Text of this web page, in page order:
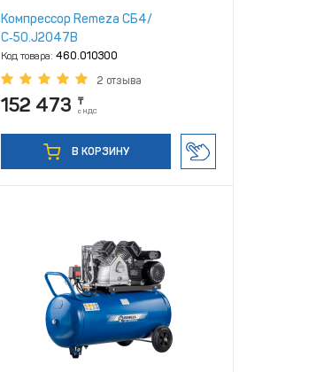
Компрессор Remeza СБ4/
С‑50.J2047В
Код товара:460.010300
2 отзыва
152 473 ₸
с НДС
В КОРЗИНУ